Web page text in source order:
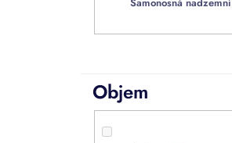
Objem